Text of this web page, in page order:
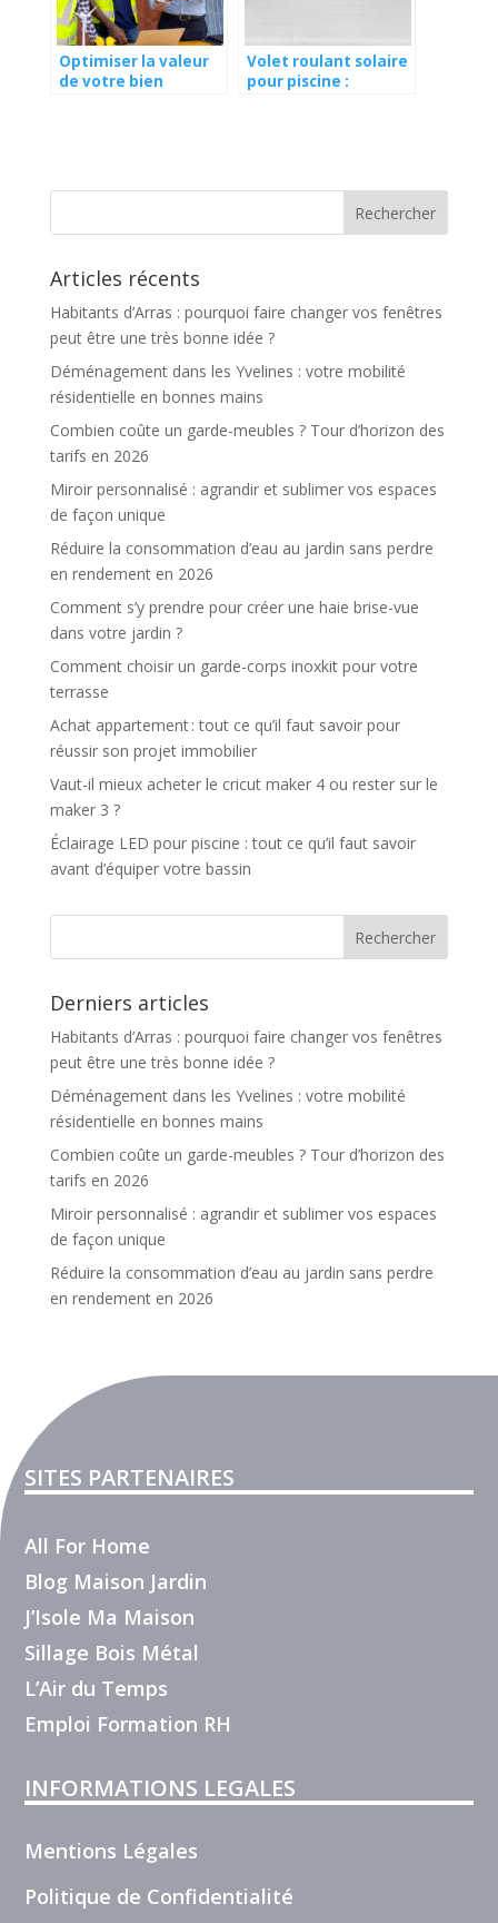
Optimiser la valeur
de votre bien
Volet roulant solaire
pour piscine :
Articles récents
Habitants d’Arras : pourquoi faire changer vos fenêtres
peut être une très bonne idée ?
Déménagement dans les Yvelines : votre mobilité
résidentielle en bonnes mains
Combien coûte un garde-meubles ? Tour d’horizon des
tarifs en 2026
Miroir personnalisé : agrandir et sublimer vos espaces
de façon unique
Réduire la consommation d’eau au jardin sans perdre
en rendement en 2026
Comment s’y prendre pour créer une haie brise-vue
dans votre jardin ?
Comment choisir un garde-corps inoxkit pour votre
terrasse
Achat appartement : tout ce qu’il faut savoir pour
réussir son projet immobilier
Vaut-il mieux acheter le cricut maker 4 ou rester sur le
maker 3 ?
Éclairage LED pour piscine : tout ce qu’il faut savoir
avant d’équiper votre bassin
Derniers articles
Habitants d’Arras : pourquoi faire changer vos fenêtres
peut être une très bonne idée ?
Déménagement dans les Yvelines : votre mobilité
résidentielle en bonnes mains
Combien coûte un garde-meubles ? Tour d’horizon des
tarifs en 2026
Miroir personnalisé : agrandir et sublimer vos espaces
de façon unique
Réduire la consommation d’eau au jardin sans perdre
en rendement en 2026
SITES PARTENAIRES
All For Home
Blog Maison Jardin
J’Isole Ma Maison
Sillage Bois Métal
L’Air du Temps
Emploi Formation RH
INFORMATIONS LEGALES
Mentions Légales
Politique de Confidentialité